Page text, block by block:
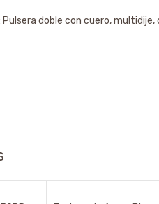
doble con cuero, multidije,